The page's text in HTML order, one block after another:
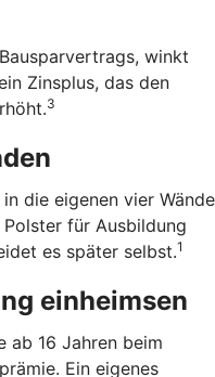
winkt
Zinsplus, das den
3
die eigenen vier Wände
für Ausbildung
es später selbst.1
einheimsen
ab 16 Jahren beim
Ein eigenes